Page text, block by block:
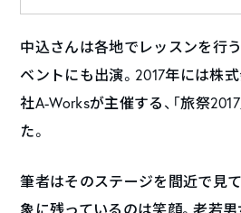
中込さんは各地でレッスンを行
ベントにも出演。2017年には株
社A-Worksが主催する、「旅祭
た。
筆者はそのステージを間近で見
象に残っているのは笑顔。老若